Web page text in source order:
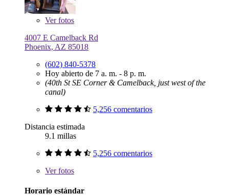
Verfotos
4007 E Camelback Rd
Phoenix, AZ 85018
(602) 840-5378
Hoy abierto de 7 a. m. - 8 p. m.
(40th St SE Corner & Camelback, just west of the
canal)
5,256 comentarios
Distancia estimada
9.1 millas
5,256 comentarios
Verfotos
Horario estándar